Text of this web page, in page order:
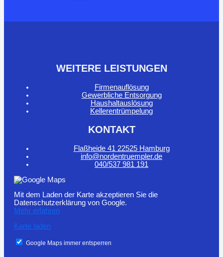
WEITERE LEISTUNGEN
Firmenauflösung
Gewerbliche Entsorgung
Haushaltauslösung
Kellerentrümpelung
KONTAKT
Flaßheide 41 22525 Hamburg
info@nordentruempler.de
040/537 981 191
Mit dem Laden der Karte akzeptieren Sie die
Datenschutzerklärung von Google.
Mehr erfahren
Karte laden
Google Maps immer entsperren